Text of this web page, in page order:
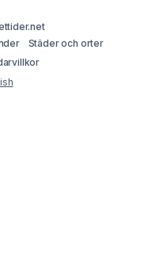
Städer och orter